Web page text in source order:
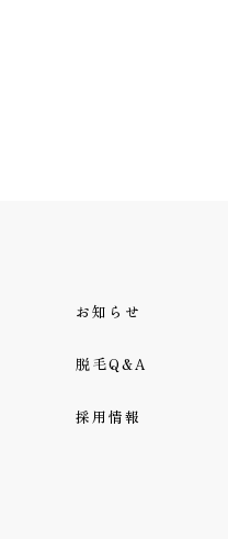
お知らせ
脱毛Q&A
採用情報